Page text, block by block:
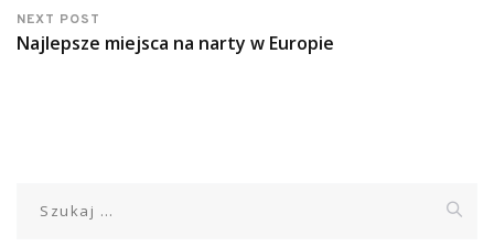
NEXT POST
Najlepsze miejsca na narty w Europie